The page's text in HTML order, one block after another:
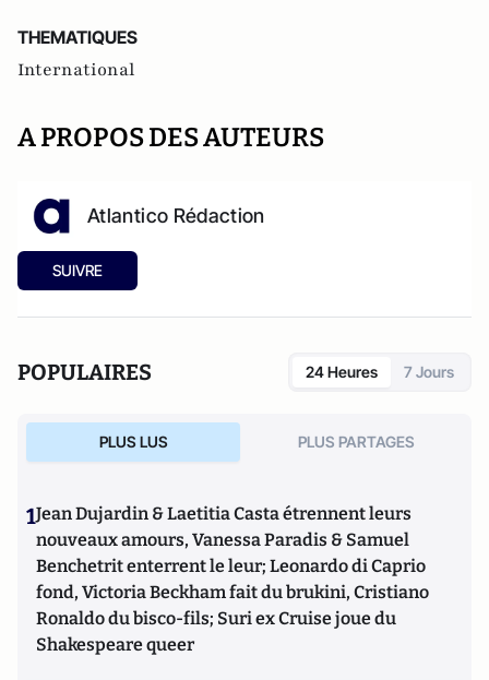
THEMATIQUES
International
A PROPOS DES AUTEURS
Atlantico Rédaction
SUIVRE
POPULAIRES 24 Heures 7 Jours
PLUS LUS PLUS PARTAGES
1Jean Dujardin & Laetitia Casta étrennent leurs
nouveaux amours, Vanessa Paradis & Samuel
Benchetrit enterrent le leur; Leonardo di Caprio
fond, Victoria Beckham fait du brukini, Cristiano
Ronaldo du bisco-fils; Suri ex Cruise joue du
Shakespeare queer